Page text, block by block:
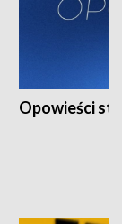
Opowieści